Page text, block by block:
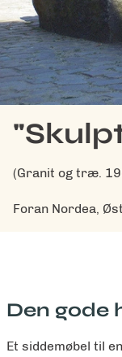
(Granit og træ.
Foran Nordea,
Den gode
Et siddemøbel til